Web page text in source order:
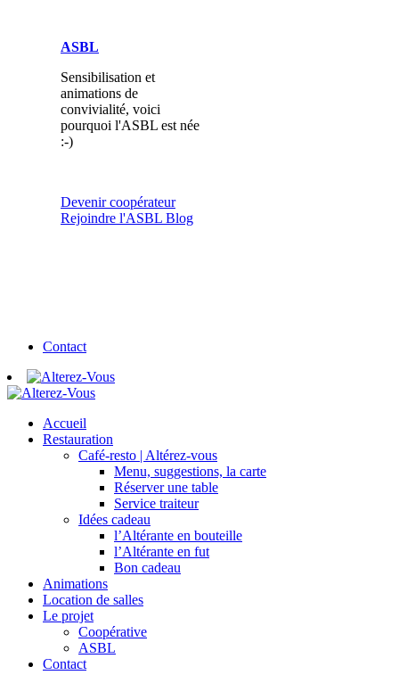
ASBL
Sensibilisation et
animations de
convivialité, voici
pourquoi l'ASBL est née
:-)
Devenir coopérateur
Rejoindre l'ASBL Blog
Contact
Accueil
Restauration
Café-resto | Altérez-vous
Menu, suggestions, la carte
Réserver une table
Service traiteur
Idées cadeau
l’Altérante en bouteille
l’Altérante en fut
Bon cadeau
Animations
Location de salles
Le projet
Coopérative
ASBL
Contact